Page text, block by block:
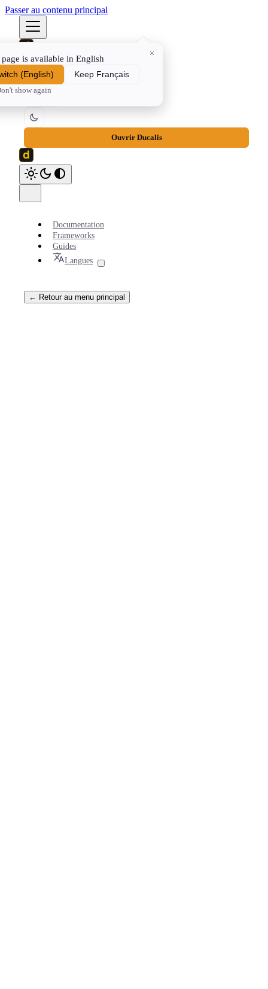
Passer au contenu principal
DocumentationFrameworks
FR
Ouvrir Ducalis
Documentation
Frameworks
Guides
Langues
← Retour au menu principal
is available in English
(English) Keep Français
show again